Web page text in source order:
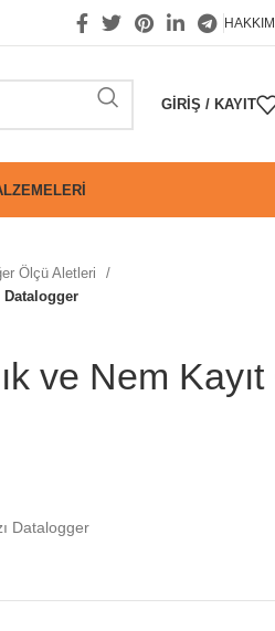
GIRIŞ / KAYIT
Ölçü Aletleri
Datalogger
ve Nem Kayıt
Datalogger